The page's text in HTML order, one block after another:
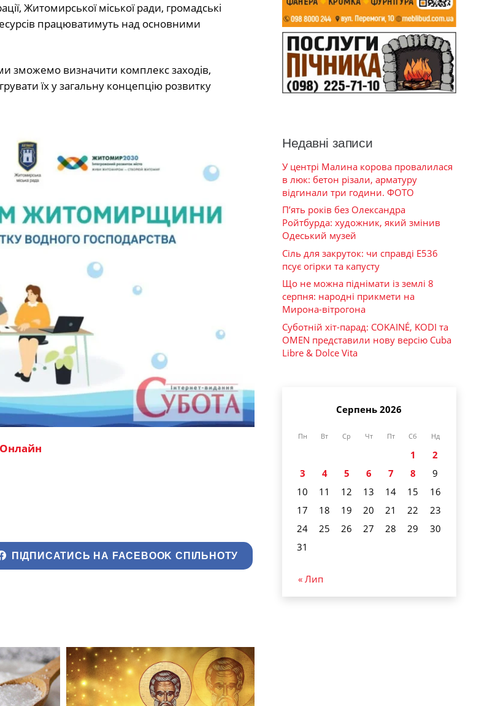
Житомирської міської ради, громадські
працюватимуть над основними
зможемо визначити комплекс заходів,
їх у загальну концепцію розвитку
ПІДПИСАТИСЬ НА FACEBOOK СПІЛЬНОТУ
Недавні записи
У центрі Малина корова провалилася
в люк: бетон різали, арматуру
відгинали три години. ФОТО
П’ять років без Олександра
Ройтбурда: художник, який змінив
Одеський музей
Сіль для закруток: чи справді Е536
псує огірки та капусту
Що не можна піднімати із землі 8
серпня: народні прикмети на
Мирона-вітрогона
Суботній хіт-парад: COKAINÉ, KODI та
OMEN представили нову версію Cuba
Libre & Dolce Vita
Серпень 2026
Пн Вт Ср Чт Пт Сб Нд
1
2
3
4 5 6 7 8
9
10
11 12 13 14 15
16
17
18 19 20 21 22
23
24
25 26 27 28 29
30
31
« Лип